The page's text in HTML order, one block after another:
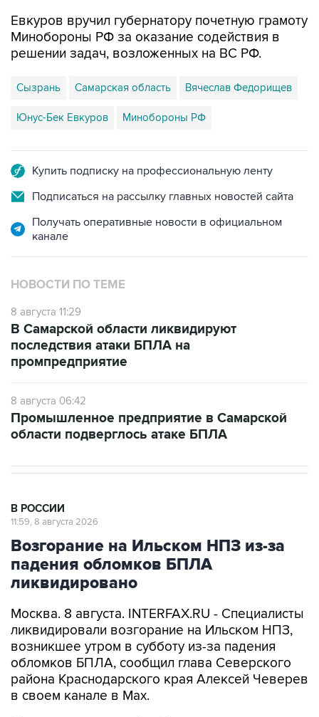
Евкуров вручил губернатору почетную грамоту
Минобороны РФ за оказание содействия в
решении задач, возложенных на ВС РФ.
Сызрань Самарская область Вячеслав Федорищев
Юнус-Бек Евкуров Минобороны РФ
Купить подписку на профессиональную ленту
Подписаться на рассылку главных новостей сайта
Получать оперативные новости в официальном
канале
НОВОСТИ ПО ТЕМЕ
8 августа 11:29
В Самарской области ликвидируют
последствия атаки БПЛА на
промпредприятие
8 августа 06:42
Промышленное предприятие в Самарской
области подверглось атаке БПЛА
В РОССИИ
11:59, 8 августа 2026
Возгорание на Ильском НПЗ из-за
падения обломков БПЛА
ликвидировано
Москва. 8 августа. INTERFAX.RU - Специалисты
ликвидировали возгорание на Ильском НПЗ,
возникшее утром в субботу из-за падения
обломков БПЛА, сообщил глава Северского
района Краснодарского края Алексей Чеверев
в своем канале в Max.